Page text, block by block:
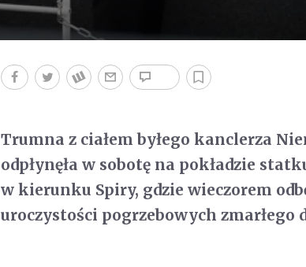
Trumna z ciałem byłego kanclerza
odpłynęła w sobotę na pokładzie
w kierunku Spiry, gdzie wieczorem
uroczystości pogrzebowych